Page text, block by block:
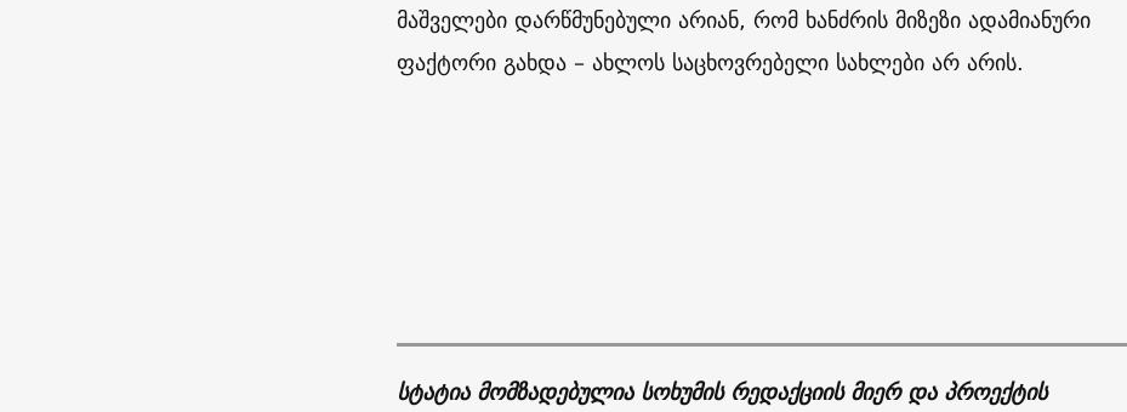
მაშველები დარწმუნებული არიან, რომ ხანძრის მიზეზი ადამიანური
ფაქტორი გახდა – ახლოს საცხოვრებელი სახლები არ არის.
სტატია მომზადებულია სოხუმის რედაქციის მიერ და პროექტის